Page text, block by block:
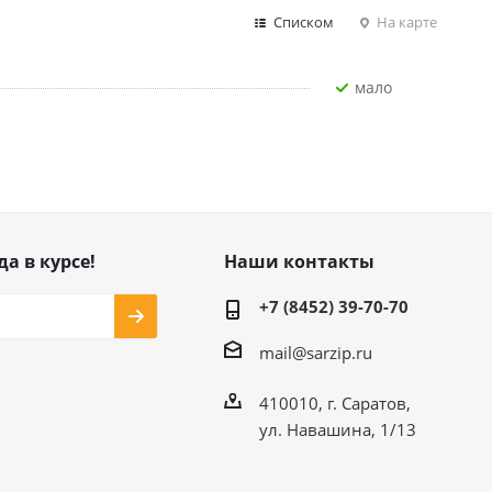
Списком На карте
Мало
в курсе! Наши контакты
+7 (8452) 39-70-70
mail@sarzip.ru
410010, г. Саратов,
ул. Навашина, 1/13